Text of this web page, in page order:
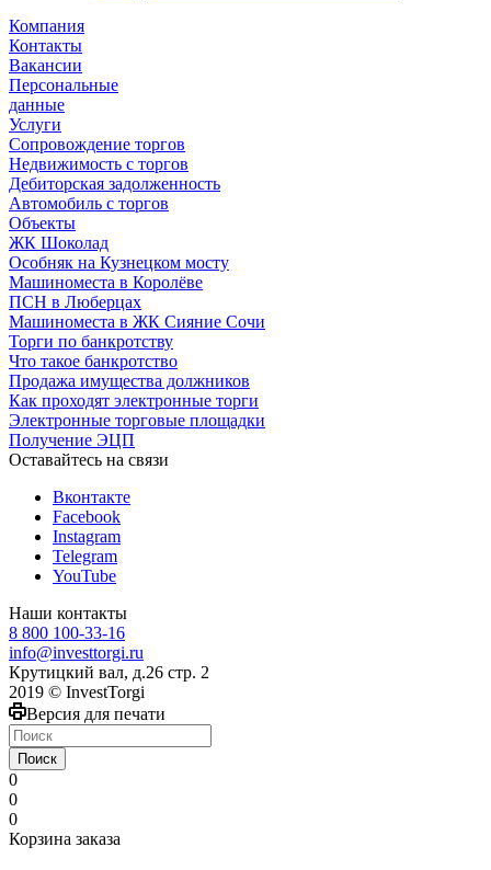
Компания
Контакты
Вакансии
Персональные
данные
Услуги
Сопровождение торгов
Недвижимость с торгов
Дебиторская задолженность
Автомобиль с торгов
Объекты
ЖК Шоколад
Особняк на Кузнецком мосту
Машиноместа в Королёве
ПСН в Люберцах
Машиноместа в ЖК Сияние Сочи
Торги по банкротству
Что такое банкротство
Продажа имущества должников
Как проходят электронные торги
Электронные торговые площадки
Получение ЭЦП
Оставайтесь на связи
Вконтакте
Facebook
Instagram
Telegram
YouTube
Наши контакты
8 800 100-33-16
info@investtorgi.ru
Крутицкий вал, д.26 стр. 2
2019 © InvestTorgi
Версия для печати
Поиск
0
0
0
Корзина заказа